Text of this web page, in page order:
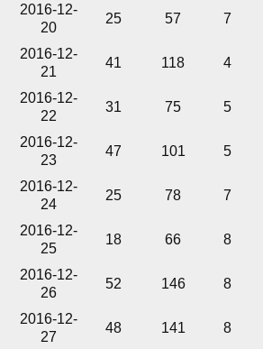
2016-12-
20
25 57 7
2016-12-
21
41 118 4
2016-12-
22
31 75 5
2016-12-
23
47 101 5
2016-12-
24
25 78 7
2016-12-
25
18 66 8
2016-12-
26
52 146 8
2016-12-
27
48 141 8